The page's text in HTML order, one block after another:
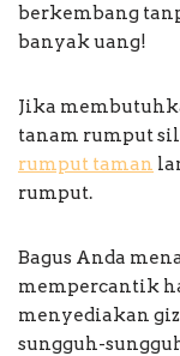
berkembang
banyak uang!
Jika
tanam rumput
rumput taman
rumput.
Bagus Anda
mempercantik
menyediakan
sungguh-